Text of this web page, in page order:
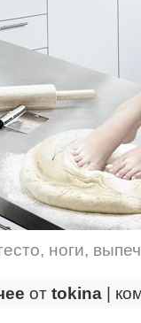
, ноги,
от tokina